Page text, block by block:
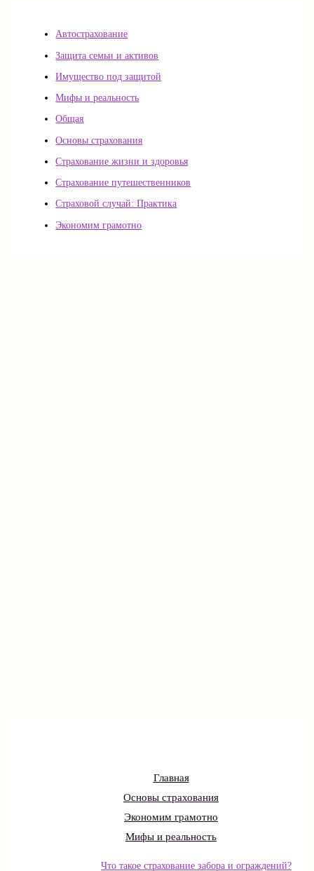
Автострахование
Защита семьи и активов
Имущество под защитой
Мифы и реальность
Общая
Основы страхования
Страхование жизни и здоровья
Страхование путешественников
Страховой случай: Практика
Экономим грамотно
Главная
Основы страхования
Экономим грамотно
Мифы и реальность
Что такое страхование забора и ограждений?